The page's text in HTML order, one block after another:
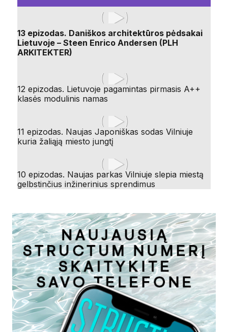
13 epizodas. Daniškos architektūros pėdsakai
Lietuvoje – Steen Enrico Andersen (PLH
ARKITEKTER)
12 epizodas. Lietuvoje pagamintas pirmasis A++
klasės modulinis namas
11 epizodas. Naujas Japoniškas sodas Vilniuje
kuria žaliąją miesto jungtį
10 epizodas. Naujas parkas Vilniuje slepia miestą
gelbstinčius inžinerinius sprendimus